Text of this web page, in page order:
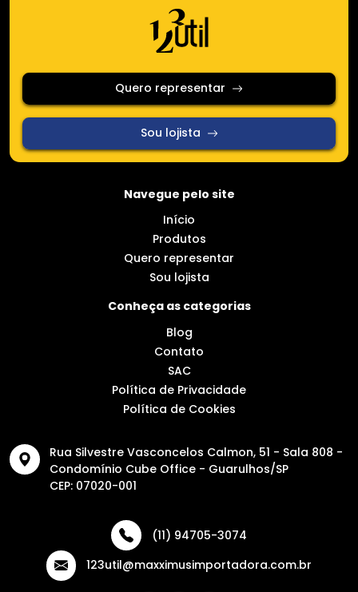
Quero representar
Sou lojista
Navegue pelo site
Início
Produtos
Quero representar
Sou lojista
Conheça as categorias
Blog
Contato
SAC
Política de Privacidade
Política de Cookies
Rua Silvestre Vasconcelos Calmon, 51 - Sala 808 -
Condomínio Cube Office - Guarulhos/SP
CEP: 07020-001
(11) 94705-3074
123util@maxximusimportadora.com.br